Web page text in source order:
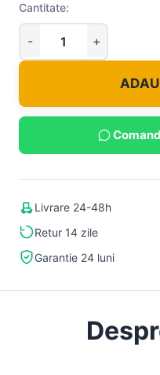
Cantitate:
Livrare 24-48h
Retur 14 zile
Garantie 24 luni